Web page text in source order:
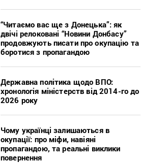
“Читаємо вас ще з Донецька”: як
двічі релоковані “Новини Донбасу”
продовжують писати про окупацію та
боротися з пропагандою
Державна політика щодо ВПО:
хронологія міністерств від 2014-го до
2026 року
Чому українці залишаються в
окупації: про міфи, навіяні
пропагандою, та реальні виклики
повернення